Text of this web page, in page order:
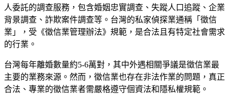
人委託的調查服務，包含婚姻忠實調查、失蹤人口追蹤、企業
背景調查、詐欺案件調查等。台灣的私家偵探業通稱「徵信
業」，受《徵信業管理辦法》規範，是合法且有特定社會需求
的行業。
台灣每年離婚數量約5-6萬對，其中外遇相關爭議是徵信業最
主要的業務來源。然而，徵信業也存在非法作業的問題，真正
合法、專業的徵信業者需嚴格遵守個資法和隱私權規範。